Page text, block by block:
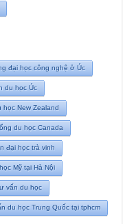
đại học công nghệ ở Úc
du học Úc
học New Zealand
du học Canada
đại học trà vinh
Mỹ tại Hà Nội
vấn du học
du học Trung Quốc tại tphcm